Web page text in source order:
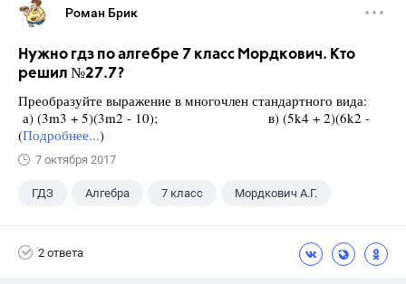
Роман Брик
Нужно гдз по алгебре 7 класс Мордкович. Кто
решил №27.7?
Преобразуйте выражение в многочлен стандартного вида:
а) (3m3 + 5)(3m2 - 10); в) (5k4 + 2)(6k2 -
(Подробнее...)
7 октября 2017
ГДЗ Алгебра 7 класс Мордкович А.Г.
2 ответа